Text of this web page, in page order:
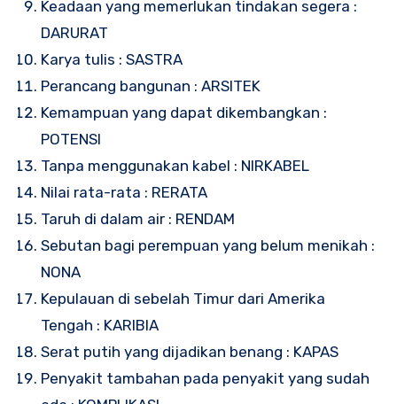
Keadaan yang memerlukan tindakan segera :
DARURAT
Karya tulis : SASTRA
Perancang bangunan : ARSITEK
Kemampuan yang dapat dikembangkan :
POTENSI
Tanpa menggunakan kabel : NIRKABEL
Nilai rata-rata : RERATA
Taruh di dalam air : RENDAM
Sebutan bagi perempuan yang belum menikah :
NONA
Kepulauan di sebelah Timur dari Amerika
Tengah : KARIBIA
Serat putih yang dijadikan benang : KAPAS
Penyakit tambahan pada penyakit yang sudah